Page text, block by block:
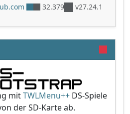
32.379
v27.24.1
mitTWLMenu++ DS-Spiele
der SD-Karte ab.